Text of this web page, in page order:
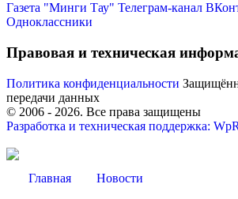
Газета "Минги Тау" Телеграм-канал
Одноклассники
Правовая и техническая
Политика конфиденциальности
передачи данных
© 2006 - 2026. Все права защищены
Разработка и техническая поддержка:
Главная Новости